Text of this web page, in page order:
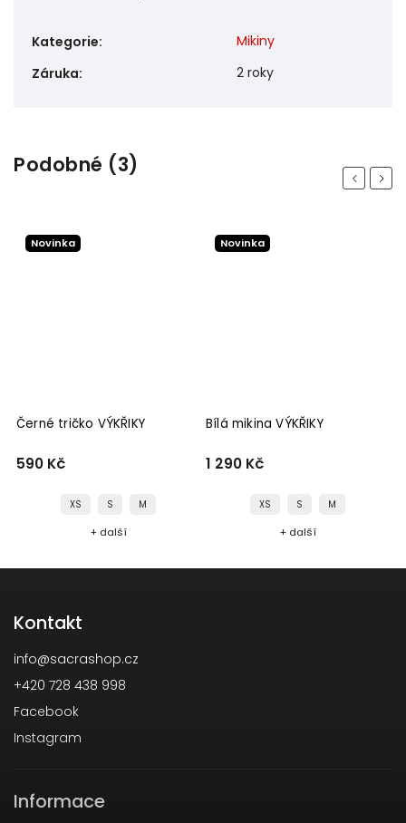
Kategorie:
Mikiny
Záruka: 2 roky
Podobné (3) Previous
Novinka
Černé tričko VÝKŘIKY
590 Kč
XS S M
+ další
Novinka
Bílá mikina VÝKŘIKY
1 290 Kč
XS S M
+ další
Next
Kontakt
info@sacrashop.cz
+420 728 438 998
Facebook
Instagram
Informace